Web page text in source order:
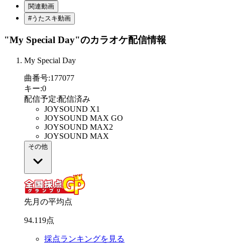
関連動画
#うたスキ動画
"My Special Day"のカラオケ配信情報
My Special Day
曲番号:177077
キー:0
配信予定:配信済み
JOYSOUND X1
JOYSOUND MAX GO
JOYSOUND MAX2
JOYSOUND MAX
その他
先月の平均点
94.119点
採点ランキングを見る